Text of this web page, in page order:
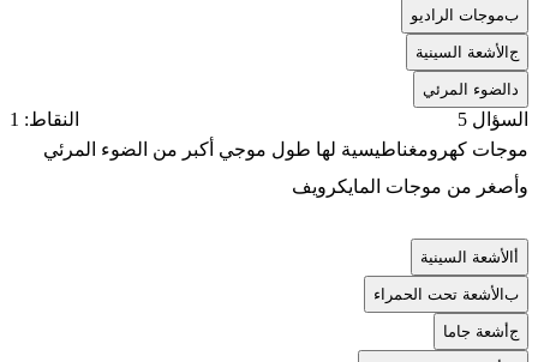
بموجات الراديو
جالأشعة السينية
الضوء المرئي
السؤال 5
النقاط: 1
موجات كهرومغناطيسية لها طول موجي أكبر من الضوء المرئي
وأصغر من موجات المايكرويف
الأشعة السينية
بالأشعة تحت الحمراء
جأشعة جاما